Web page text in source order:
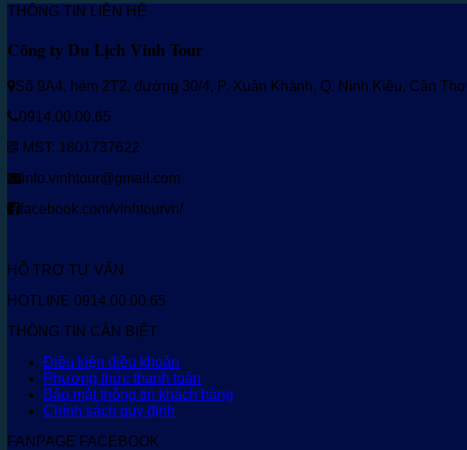
THÔNG TIN LIÊN HỆ
Công ty Du Lịch Vinh Tour
Số 9A4, hẻm 2T2, đường 30/4, P. Xuân Khánh, Q. Ninh Kiều, Cần Thơ
0914.00.00.65
MST: 1801737622
info.vinhtour@gmail.com
facebook.com/vinhtourvn/
HỖ TRỢ TƯ VẤN
HOTLINE 0914.00.00.65
THÔNG TIN CẦN BIẾT
Điều kiện điều khoản
Phương thức thanh toán
Bảo mật thông tin khách hàng
Chính sách quy định
FANPAGE FACEBOOK